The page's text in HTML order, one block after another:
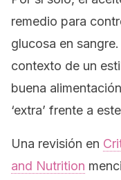
remedio para
glucosa en
contexto de un
buena
‘extra’ frente a
Una revisión en
and Nutrition